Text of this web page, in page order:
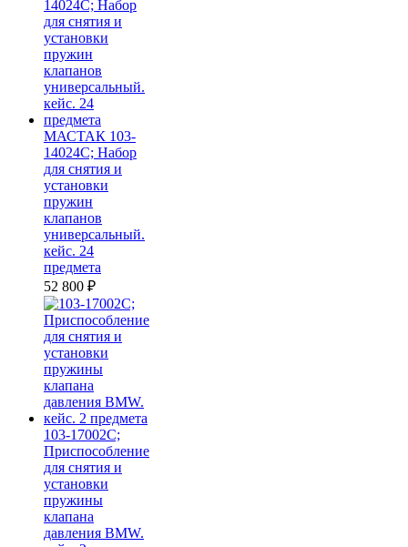
МАСТАК 103-
14024C; Набор
для снятия и
установки
пружин
клапанов
универсальный.
кейс. 24
предмета
52 800 ₽
103-17002C;
Приспособление
для снятия и
установки
пружины
клапана
давления BMW.